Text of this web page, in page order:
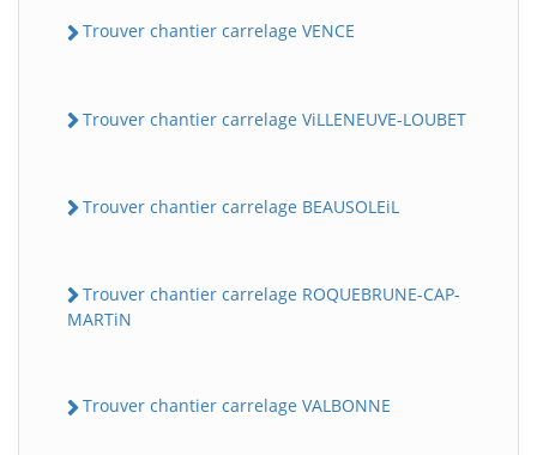
Trouver chantier carrelage VENCE
Trouver chantier carrelage ViLLENEUVE-LOUBET
Trouver chantier carrelage BEAUSOLEiL
Trouver chantier carrelage ROQUEBRUNE-CAP-
MARTiN
Trouver chantier carrelage VALBONNE